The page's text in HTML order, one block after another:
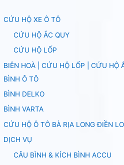
CỨU HỘ XE Ô TÔ
CỨU HỘ ẮC QUY
CỨU HỘ LỐP
BIÊN HOÀ | CỨU HỘ LỐP | CỨU HỘ
BÌNH Ô TÔ
BÌNH DELKO
BÌNH VARTA
CỨU HỘ Ô TÔ BÀ RỊA LONG ĐIỀN
DỊCH VỤ
CÂU BÌNH & KÍCH BÌNH ACCU